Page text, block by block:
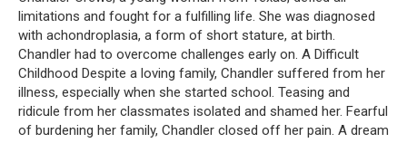
limitations and fought for a fulfilling life. She was diagnosed
with achondroplasia, a form of short stature, at birth.
Chandler had to overcome challenges early on. A Difficult
Childhood Despite a loving family, Chandler suffered from her
illness, especially when she started school. Teasing and
ridicule from her classmates isolated and shamed her. Fearful
of burdening her family, Chandler closed off her pain. A dream